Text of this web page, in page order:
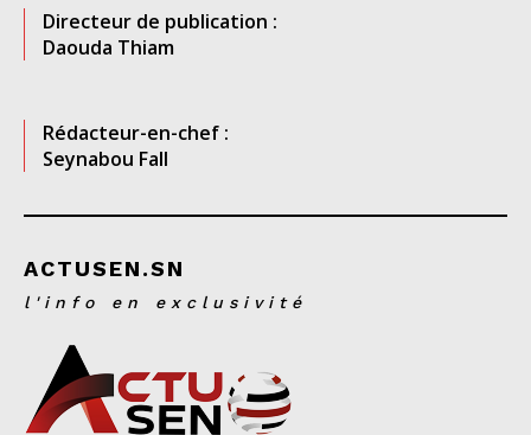
Directeur de publication :
Daouda Thiam
Rédacteur-en-chef :
Seynabou Fall
ACTUSEN.SN
l'info en exclusivité